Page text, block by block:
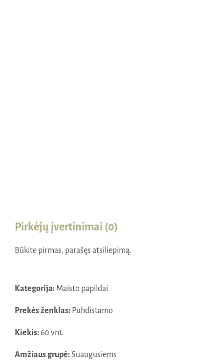
Pirkėjų įvertinimai (0)
Būkite pirmas, parašęs atsiliepimą.
Kategorija:Maisto papildai
Prekės ženklas:Puhdistamo
Kiekis:60 vnt.
Amžiaus grupė:Suaugusiems